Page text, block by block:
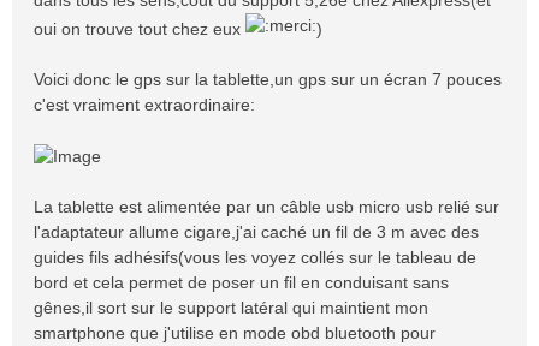
oui on trouve tout chez eux
)
Voici donc le gps sur la tablette,un gps sur un écran 7 pouces
c'est vraiment extraordinaire:
La tablette est alimentée par un câble usb micro usb relié sur
l'adaptateur allume cigare,j'ai caché un fil de 3 m avec des
guides fils adhésifs(vous les voyez collés sur le tableau de
bord et cela permet de poser un fil en conduisant sans
gênes,il sort sur le support latéral qui maintient mon
smartphone que j'utilise en mode obd bluetooth pour